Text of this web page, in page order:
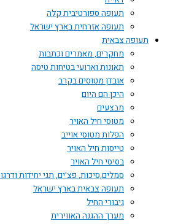
תעופה ספורטיבית קלה
תעופה אזרחית בארץ ישראל
תעופה צבאית
מחקרים, מאמרים וכתבות
תאונות וארועי בטיחות טיסה
אובדן מטוסים בקרב
היכן הם היום
מבצעים
מטוסי חיל האויר
הפלות מטוסי אוייב
טייסות חיל האויר
בסיסי חיל האויר
סמלים,סיכות, פצ'ים, תגי יחידות ודרגות
תעופה צבאית בארץ ישראל
גיבורי החיל
מערך ההגנה האווירית